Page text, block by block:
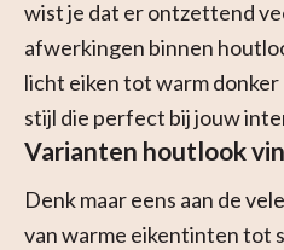
wist je dat er ontzettend
afwerkingen binnen
licht eiken tot warm
stijl die perfect bij jouw
Varianten houtlook
Denk maar eens aan de
van warme eikentinten tot